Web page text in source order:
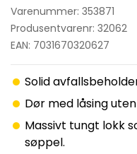
Varenummer: 353871
Produsentvarenr: 32062
EAN: 7031670320627
Solid
Dør med låsing
Massivt tungt lokk
søppel.